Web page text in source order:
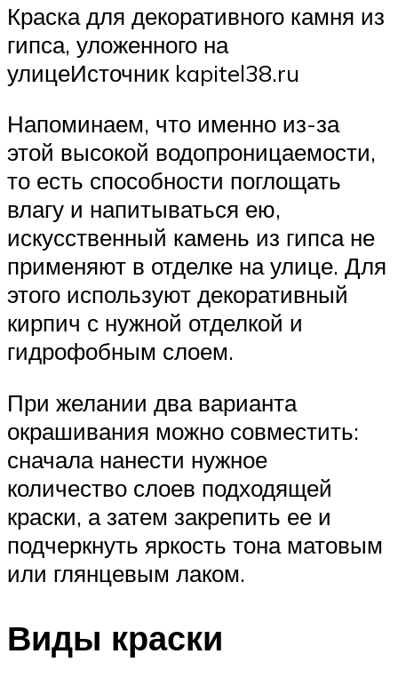
Краска для декоративного камня из
гипса, уложенного на
улицеИсточник kapitel38.ru
Напоминаем, что именно из-за
этой высокой водопроницаемости,
то есть способности поглощать
влагу и напитываться ею,
искусственный камень из гипса не
применяют в отделке на улице. Для
этого используют декоративный
кирпич с нужной отделкой и
гидрофобным слоем.
При желании два варианта
окрашивания можно совместить:
сначала нанести нужное
количество слоев подходящей
краски, а затем закрепить ее и
подчеркнуть яркость тона матовым
или глянцевым лаком.
Виды краски